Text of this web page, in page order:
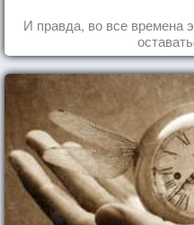
И правда, во все времена